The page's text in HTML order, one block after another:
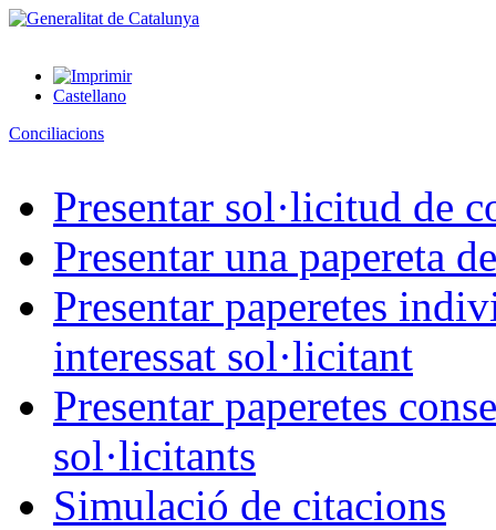
Castellano
Conciliacions
Presentar sol·licitud de
Presentar una papereta
Presentar paperetes
interessat sol·licitant
Presentar paperetes
sol·licitants
Simulació de citacions